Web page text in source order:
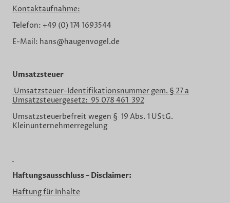
Kontaktaufnahme:
Telefon: +49 (0) 174 1693544
E-Mail: hans@haugenvogel.de
Umsatzsteuer
Umsatzsteuer-Identifikationsnummer gem. § 27 a
Umsatzsteuergesetz: 95 078 461 392
Umsatzsteuerbefreit wegen § 19 Abs. 1 UStG.
Kleinunternehmerregelung
Haftungsausschluss – Disclaimer:
Haftung für Inhalte